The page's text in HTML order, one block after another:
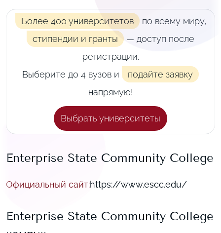
Более 400 университетов по всему миру,
стипендии и гранты
— доступ после
регистрации.
Выберите до 4 вузов и
подайте заявку
напрямую!
Выбрать университеты
Enterprise State Community College
Официальный сайт:https://www.escc.edu/
Enterprise State Community College